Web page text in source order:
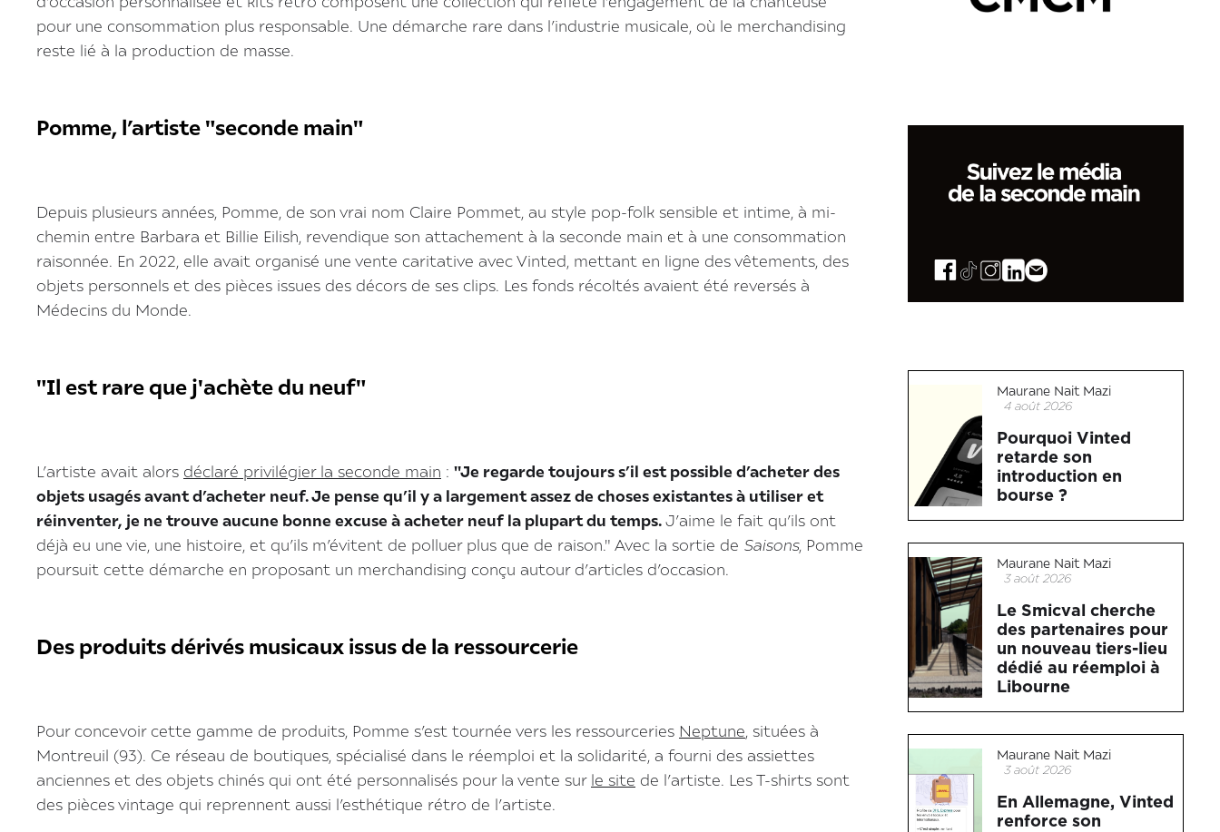
d’occasion personnalisée et kits rétro composent une collection qui reflète l’engagement de la chanteuse
pour une consommation plus responsable. Une démarche rare dans l’industrie musicale, où le merchandising
reste lié à la production de masse.‍
Pomme, l’artiste "seconde main"
Depuis plusieurs années, Pomme, de son vrai nom Claire Pommet, au style pop-folk sensible et intime, à mi-
chemin entre Barbara et Billie Eilish, revendique son attachement à la seconde main et à une consommation
raisonnée. En 2022, elle avait organisé une vente caritative avec Vinted, mettant en ligne des vêtements, des
objets personnels et des pièces issues des décors de ses clips. Les fonds récoltés avaient été reversés à
Médecins du Monde.
"Il est rare que j'achète du neuf"‍
L’artiste avait alors déclaré privilégier la seconde main : "Je regarde toujours s’il est possible d’acheter des
objets usagés avant d’acheter neuf. Je pense qu’il y a largement assez de choses existantes à utiliser et
réinventer, je ne trouve aucune bonne excuse à acheter neuf la plupart du temps. J’aime le fait qu’ils ont
déjà eu une vie, une histoire, et qu’ils m’évitent de polluer plus que de raison." Avec la sortie de Saisons, Pomme
poursuit cette démarche en proposant un merchandising conçu autour d’articles d’occasion.
Des produits dérivés musicaux issus de la ressourcerie
Pour concevoir cette gamme de produits, Pomme s’est tournée vers les ressourceries Neptune, situées à
Montreuil (93). Ce réseau de boutiques, spécialisé dans le réemploi et la solidarité, a fourni des assiettes
anciennes et des objets chinés qui ont été personnalisés pour la vente sur le site de l’artiste. Les T-shirts sont
des pièces vintage qui reprennent aussi l’esthétique rétro de l’artiste.
Maurane Nait Mazi
4 août 2026
Pourquoi Vinted
retarde son
introduction en
bourse ?
Maurane Nait Mazi
3 août 2026
Le Smicval cherche
des partenaires pour
un nouveau tiers-lieu
dédié au réemploi à
Libourne
Maurane Nait Mazi
3 août 2026
En Allemagne, Vinted
renforce son